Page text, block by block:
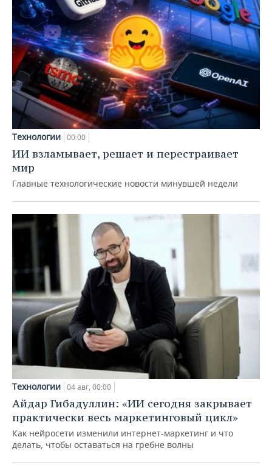
Технологии 00:00
ИИ взламывает, решает и перестраивает
мир
Главные технологические новости минувшей недели
Технологии 04 авг, 00:00
Айдар Гибадуллин: «ИИ сегодня закрывает
практически весь маркетинговый цикл»
Как нейросети изменили интернет-маркетинг и что
делать, чтобы оставаться на гребне волны